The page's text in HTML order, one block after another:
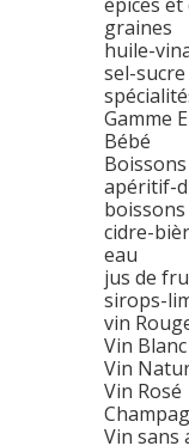
graines
huile-
sel-sucre
Gamme
Bébé
Boissons
apéritif-
cidre-
eau
jus de
sirops-
vin
Vin Blanc
Vin
Vin Rosé
Vin sans